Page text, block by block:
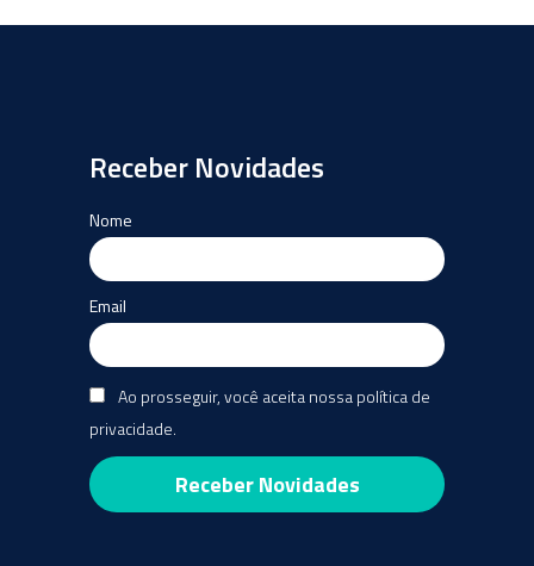
Receber Novidades
Nome
Email
Ao prosseguir, você aceita nossa política de
privacidade.